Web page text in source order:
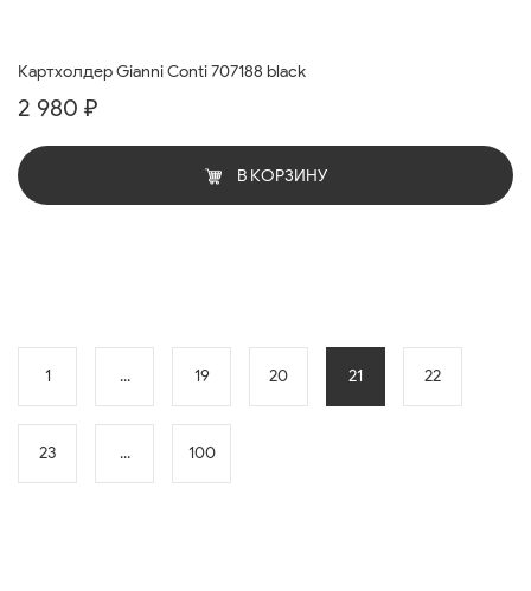
Картхолдер Gianni Conti 707188 black
2 980 ₽
В КОРЗИНУ
1 ... 19 20 21 22
23 ... 100